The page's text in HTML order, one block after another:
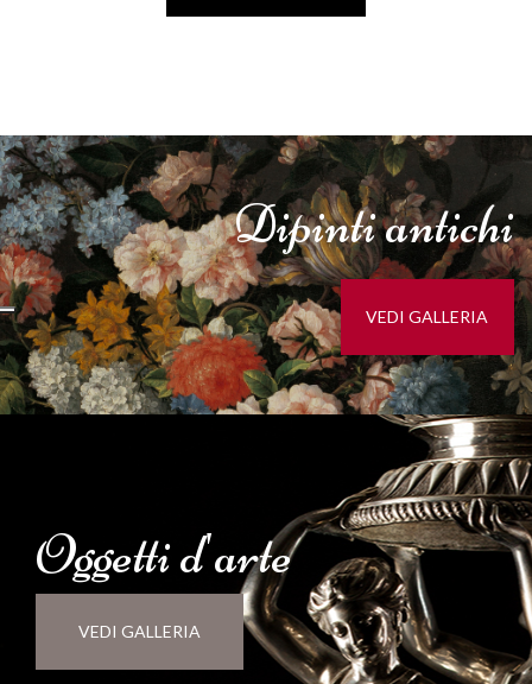
Dipintiantichi
VEDI GALLERIA
Oggetti d'arte
VEDI GALLERIA